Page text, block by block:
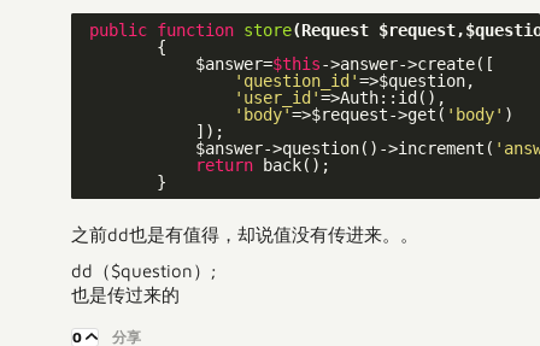
public function store(Request
{
            $answer=
$this->answer->create([
'question_id'=>$question,
'user_id'=>Auth::id(),
'body'=>$request->get( 'body' )
            ]);
            $answer->question()->increment(
return back();
之前dd也是有值得，却说值没有传进来。。
dd（$question）;
也是传过来的
0 分享